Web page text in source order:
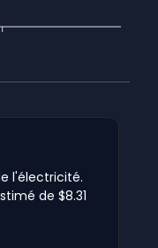
l'électricité.
de $8.31